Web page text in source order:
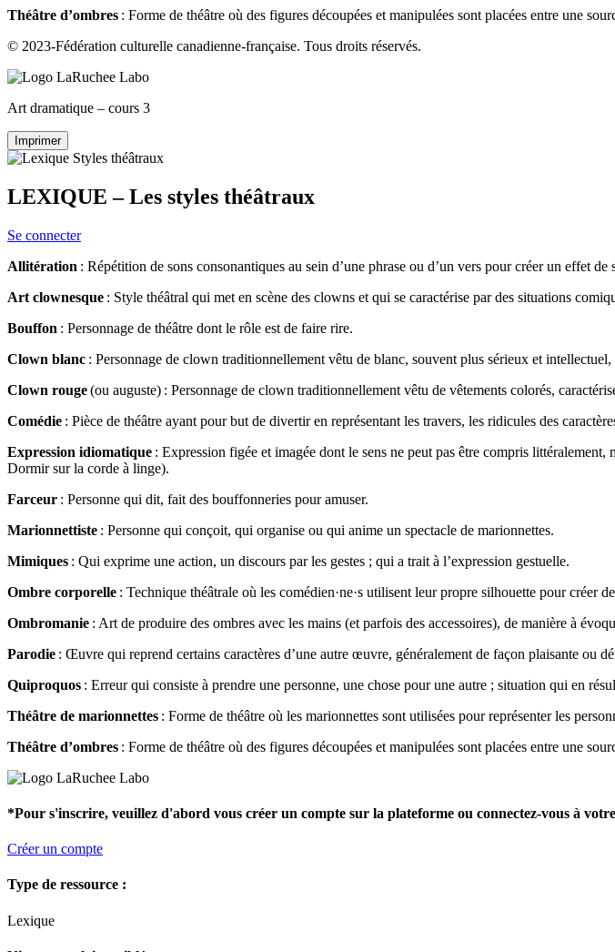
Théâtre d’ombres : Forme de théâtre où des figures découpées et manipulées sont placées entre une
© 2023-Fédération culturelle canadienne-française. Tous droits réservés.
Art dramatique – cours 3
Imprimer
LEXIQUE – Les styles théâtraux
Se connecter
Allitération : Répétition de sons consonantiques au sein d’une phrase ou d’un vers pour créer un effet
Art clownesque : Style théâtral qui met en scène des clowns et qui se caractérise par des situations
Bouffon : Personnage de théâtre dont le rôle est de faire rire.
Clown blanc : Personnage de clown traditionnellement vêtu de blanc, souvent plus sérieux et
Clown rouge(ou auguste) : Personnage de clown traditionnellement vêtu de vêtements colorés,
Comédie : Pièce de théâtre ayant pour but de divertir en représentant les travers, les ridicules des
Expression idiomatique : Expression figée et imagée dont le sens ne peut pas être compris
Dormir sur la corde à linge).
Farceur : Personne qui dit, fait des bouffonneries pour amuser.
Marionnettiste : Personne qui conçoit, qui organise ou qui anime un spectacle de marionnettes.
Mimiques : Qui exprime une action, un discours par les gestes ; qui a trait à l’expression gestuelle.
Ombre corporelle : Technique théâtrale où les comédien·ne·s utilisent leur propre silhouette pour créer
Ombromanie : Art de produire des ombres avec les mains (et parfois des accessoires), de manière à
Parodie : Œuvre qui reprend certains caractères d’une autre œuvre, généralement de façon plaisante ou
Quiproquos : Erreur qui consiste à prendre une personne, une chose pour une autre ; situation qui en
Théâtre de marionnettes : Forme de théâtre où les marionnettes sont utilisées pour représenter les
Théâtre d’ombres : Forme de théâtre où des figures découpées et manipulées sont placées entre une
*Pour s'inscrire, veuillez d'abord vous créer un compte sur la plateforme ou connectez-vous à
Créer un compte
Type de ressource :
Lexique